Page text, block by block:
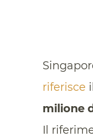
riferisce
milione
Il